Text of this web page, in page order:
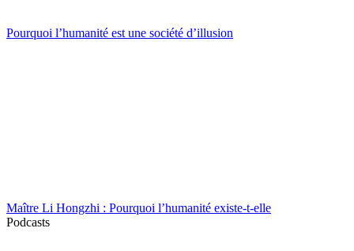
Pourquoi l’humanité est une société d’illusion
Maître Li Hongzhi : Pourquoi l’humanité existe-t-elle
Podcasts